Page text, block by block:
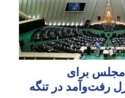
برای
رفت‌وآمد در تنگه